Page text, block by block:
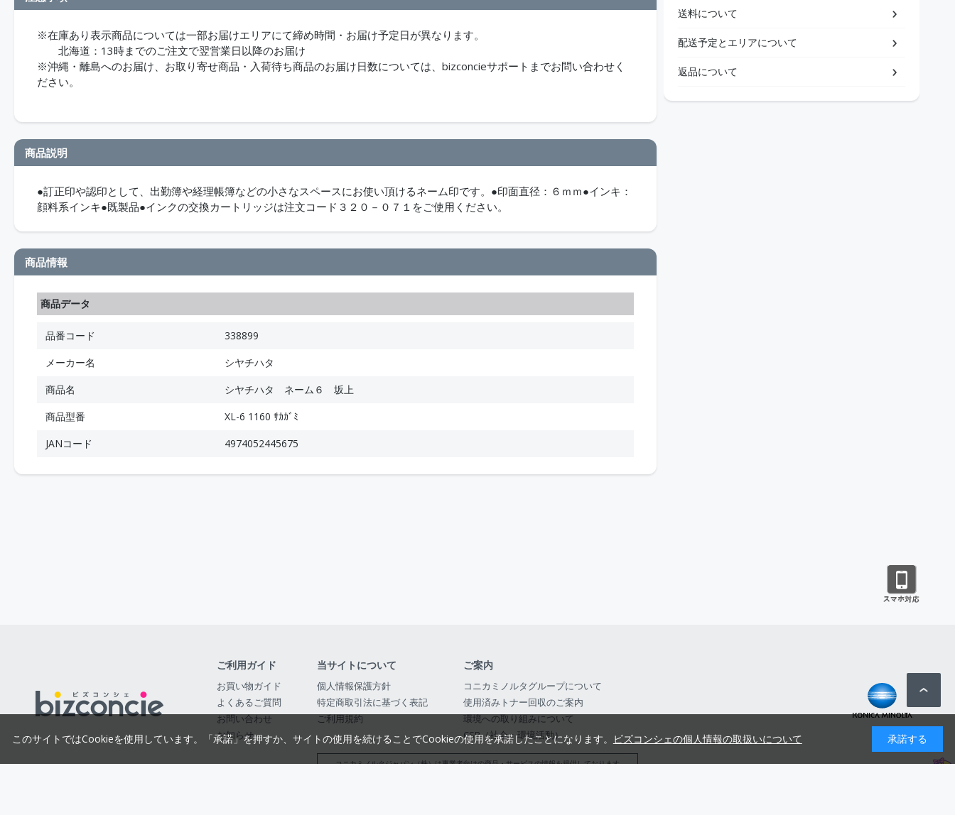
※在庫あり表示商品については一部お届けエリアにて締め時間・お届け予定日が異なります。
北海道：13時までのご注文で翌営業日以降のお届け
※沖縄・離島へのお届け、お取り寄せ商品・入荷待ち商品のお届け日数については、bizconcieサポートまでお問い合わせく
ださい。
商品説明
●訂正印や認印として、出勤簿や経理帳簿などの小さなスペースにお使い頂けるネーム印です。●印面直径：６ｍｍ●インキ：
顔料系インキ●既製品●インクの交換カートリッジは注文コード３２０－０７１をご使用ください。
商品情報
商品データ
品番コード
338899
メーカー名
シヤチハタ
商品名
シヤチハタ ネーム６ 坂上
商品型番
XL-6 1160 ｻｶｶﾞﾐ
JANコード
4974052445675
送料について
配送予定とエリアについて
返品について
ご利用ガイド
お買い物ガイド
よくあるご質問
お問い合わせ
お知らせ
当サイトについて
個人情報保護方針
特定商取引法に基づく表記
ご利用規約
ご案内
コニカミノルタグループについて
使用済みトナー回収のご案内
環境への取り組みについて
CSR（社会・環境活動）
コニカミノルタジャパン（株）は事業者向けの商品・サービスの情報を提供しております
このサイトではCookieを使用しています。「承諾」を押すか、サイトの使用を続けることでCookieの使用を承諾したことになります。 ビズコンシェの個人情報の取扱いについて 承諾する